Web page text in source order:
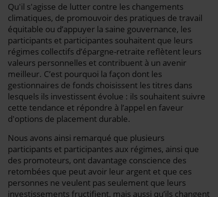
Qu'il s'agisse de lutter contre les changements
climatiques, de promouvoir des pratiques de travail
équitable ou d’appuyer la saine gouvernance, les
participants et participantes souhaitent que leurs
régimes collectifs d’épargne-retraite reflètent leurs
valeurs personnelles et contribuent à un avenir
meilleur. C’est pourquoi la façon dont les
gestionnaires de fonds choisissent les titres dans
lesquels ils investissent évolue : ils souhaitent suivre
cette tendance et répondre à l’appel en faveur
d'options de placement durable.
Nous avons ainsi remarqué que plusieurs
participants et participantes aux régimes, ainsi que
des promoteurs, ont davantage conscience des
retombées que peut avoir leur argent et que ces
personnes ne veulent pas seulement que leurs
investissements fructifient, mais aussi qu’ils changent